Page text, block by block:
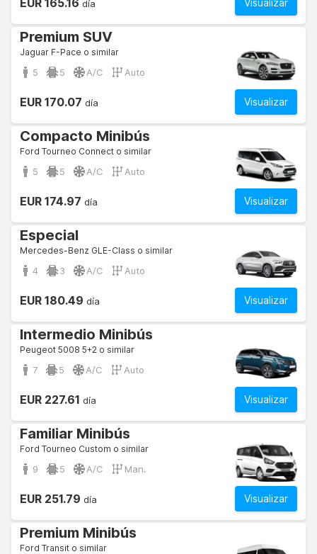
Visualizar
EUR 165.16 día
Premium SUV
Jaguar F-Pace o similar
5 5 A/C Auto
Visualizar
EUR 170.07 día
Compacto Minibús
Ford Tourneo Connect o similar
5 5 A/C Auto
Visualizar
EUR 174.97 día
Especial
Mercedes-Benz GLE-Class o similar
4 3 A/C Auto
Visualizar
EUR 180.49 día
Intermedio Minibús
Peugeot 5008 5+2 o similar
7 5 A/C Auto
Visualizar
EUR 227.61 día
Familiar Minibús
Ford Tourneo Custom o similar
9 5 A/C Man.
Visualizar
EUR 251.79 día
Premium Minibús
Ford Transit o similar